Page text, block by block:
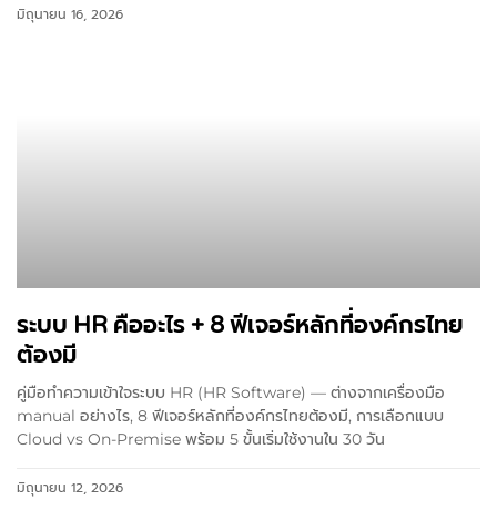
มิถุนายน 16, 2026
ระบบ HR คืออะไร + 8 ฟีเจอร์หลักที่องค์กรไทย
ต้องมี
คู่มือทำความเข้าใจระบบ HR (HR Software) — ต่างจากเครื่องมือ
manual อย่างไร, 8 ฟีเจอร์หลักที่องค์กรไทยต้องมี, การเลือกแบบ
Cloud vs On-Premise พร้อม 5 ขั้นเริ่มใช้งานใน 30 วัน
มิถุนายน 12, 2026